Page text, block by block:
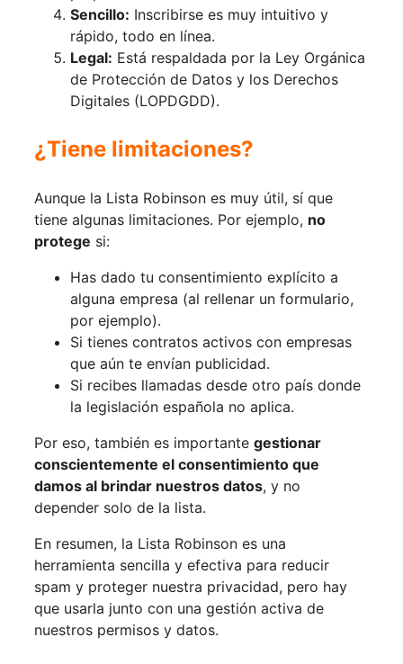
Sencillo: Inscribirse es muy intuitivo y
rápido, todo en línea.
Legal: Está respaldada por la Ley Orgánica
de Protección de Datos y los Derechos
Digitales (LOPDGDD).
¿Tiene limitaciones?
Aunque la Lista Robinson es muy útil, sí que
tiene algunas limitaciones. Por ejemplo, no
protege si:
Has dado tu consentimiento explícito a
alguna empresa (al rellenar un formulario,
por ejemplo).
Si tienes contratos activos con empresas
que aún te envían publicidad.
Si recibes llamadas desde otro país donde
la legislación española no aplica.
Por eso, también es importante gestionar
conscientemente el consentimiento que
damos al brindar nuestros datos, y no
depender solo de la lista.
En resumen, la Lista Robinson es una
herramienta sencilla y efectiva para reducir
spam y proteger nuestra privacidad, pero hay
que usarla junto con una gestión activa de
nuestros permisos y datos.